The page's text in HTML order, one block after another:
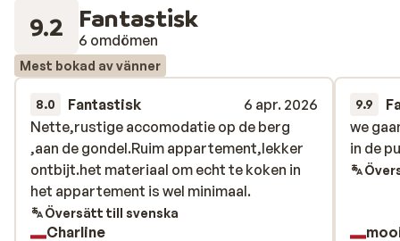
9.2 Fantastisk
6 omdömen
Mest bokad av vänner
8.0 Fantastisk
6 apr. 2026
Nette,rustige accomodatie op de berg
,aan de gondel.Ruim appartement,lekker
ontbijt.het materiaal om echt te koken in
het appartement is wel minimaal.
Nette,rustige accomodatie op de berg
,aan de gondel.Ruim appartement,lekker
ontbijt.het materiaal om echt te koken in
het appartement is wel minimaal.
Översätt till svenska
Charline
9.9
we
in de
we
in de